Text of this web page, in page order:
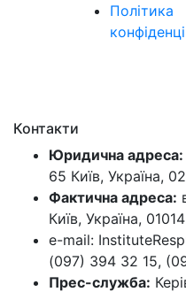
Політика
Контакти
Юридична адреса:
65 Київ, Україна,
Фактична адреса:
Київ, Україна, 01014
e-mail:
(097) 394 32 15,
Прес-служба: